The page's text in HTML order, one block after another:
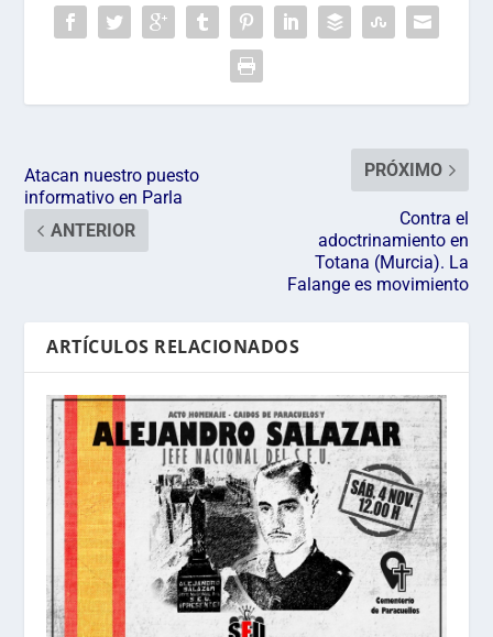
Atacan nuestro puesto
informativo en Parla
ANTERIOR
PRÓXIMO
Contra el
adoctrinamiento en
Totana (Murcia). La
Falange es movimiento
ARTÍCULOS RELACIONADOS